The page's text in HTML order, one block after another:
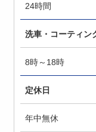
24時間
洗車・コーティン
8時～18時
定休日
年中無休